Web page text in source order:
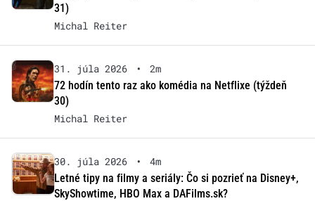
31)
Michal Reiter
31. júla 2026 •
2m
72 hodín tento raz ako komédia na Netflixe (týždeň
30)
Michal Reiter
30. júla 2026 •
4m
Letné tipy na filmy a seriály: Čo si pozrieť na Disney+,
SkyShowtime, HBO Max a DAFilms.sk?